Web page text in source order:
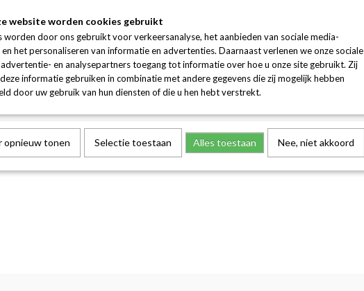
website worden cookies gebruikt
worden door ons gebruikt voor verkeersanalyse, het aanbieden van sociale media-
en het personaliseren van informatie en advertenties. Daarnaast verlenen we onze sociale
en analysepartners toegang tot informatie over hoe u onze site gebruikt. Zij
informatie gebruiken in combinatie met andere gegevens die zij mogelijk hebben
door uw gebruik van hun diensten of die u hen hebt verstrekt.
opnieuw tonen Selectie toestaan Alles toestaan Nee, niet akkoord